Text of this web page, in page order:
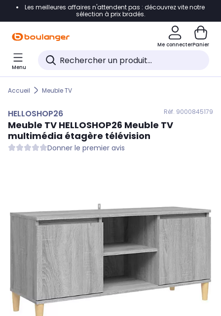
Accéder directement à la navigation
Accéder directement au pied de page
Accéder directement au chatbot
Les meilleures affaires n'attendent pas : découvrez vite notre
sélection à prix bradés.
Me connecterPanier
Menu
Accueil Meuble TV
HELLOSHOP26 Réf. 9000845179
Meuble TV HELLOSHOP26 Meuble TV
multimédia étagère télévision
Donner le premier avis